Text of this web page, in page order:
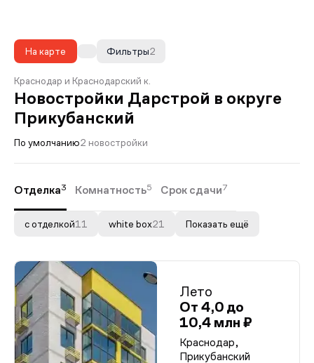
На карте 2
Фильтры
Краснодар и Краснодарский к.
Новостройки Дарстрой в округе
Прикубанский
По умолчанию2 новостройки
Отделка3 Комнатность5 Срок сдачи7
с отделкой11 white box21 Показать ещё
Лето
От 4,0 до
10,4 млн ₽
Краснодар,
Прикубанский